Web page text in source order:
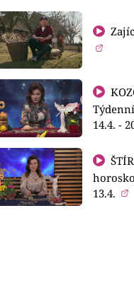
KOZOROH -
14.4. -
ŠTÍR - Týdenní
13.4.